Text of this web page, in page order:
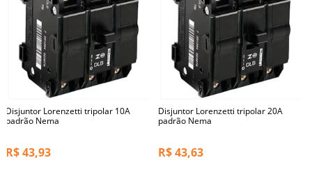
Disjuntor Lorenzetti tripolar 10A
padrão Nema
R$43,93
Disjuntor Lorenzetti tripolar 20A
padrão Nema
R$43,63